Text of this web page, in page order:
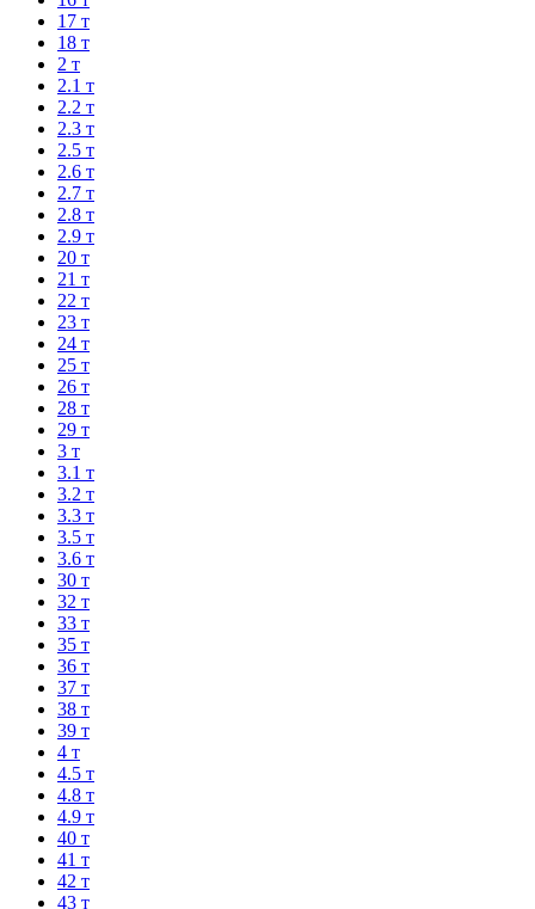
17 т
18 т
2 т
2.1 т
2.2 т
2.3 т
2.5 т
2.6 т
2.7 т
2.8 т
2.9 т
20 т
21 т
22 т
23 т
24 т
25 т
26 т
28 т
29 т
3 т
3.1 т
3.2 т
3.3 т
3.5 т
3.6 т
30 т
32 т
33 т
35 т
36 т
37 т
38 т
39 т
4 т
4.5 т
4.8 т
4.9 т
40 т
41 т
42 т
43 т